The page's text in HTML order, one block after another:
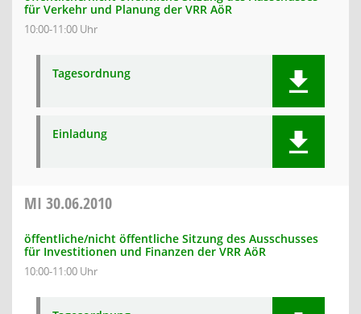
für Verkehr und Planung der VRR AöR
10:00-11:00 Uhr
Tagesordnung
Einladung
MI 30.06.2010
öffentliche/nicht öffentliche Sitzung des Ausschusses
für Investitionen und Finanzen der VRR AöR
10:00-11:00 Uhr